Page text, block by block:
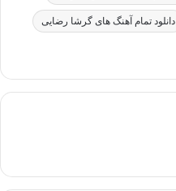
دانلود تمام آهنگ های گرشا رضایی